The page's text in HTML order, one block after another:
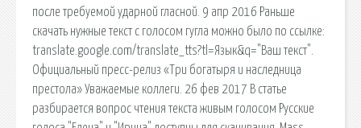
после требуемой ударной гласной. 9 апр 2016 Раньше
скачать нужные текст с голосом гугла можно было по ссылке:
translate.google.com/translate_tts?tl=Язык&q="Ваш текст".
Официальный пресс-релиз «Три богатыря и наследница
престола» Уважаемые коллеги. 26 фев 2017 В статье
разбирается вопрос чтения текста живым голосом Русские